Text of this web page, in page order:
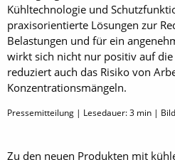
Kühltechnologie und
praxisorientierte Lösungen zur
Belastungen und für ein
wirkt sich nicht nur positiv auf
reduziert auch das Risiko von
Konzentrationsmängeln.
Pressemitteilung | Lesedauer:3 min |
Zu den neuen Produkten mit